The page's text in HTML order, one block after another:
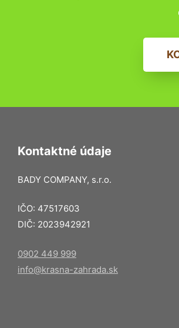
Kontaktné údaje
BADY COMPANY, s.r.o.
IČO: 47517603
DIČ: 2023942921
0902 449 999
info@krasna-zahrada.sk